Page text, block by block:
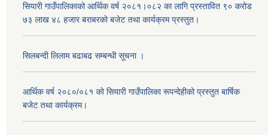
सियारी गाउँपालिकाको आर्थिक वर्ष २०८१।०८२ का लागि प्रस्तावित ९० करोड
७३ लाख ४८ हजार बराबरको बजेट तथा कार्यक्रम प्रस्तुत।
सिलबन्दी लिलाम बढाबढ सम्बन्धी सूचना ।
आर्थिक वर्ष २०८०/०८१ को सियारी गाउँपालिका रूपन्देहीको प्रस्तुत बार्षिक
बजेट तथा कार्यक्रम।